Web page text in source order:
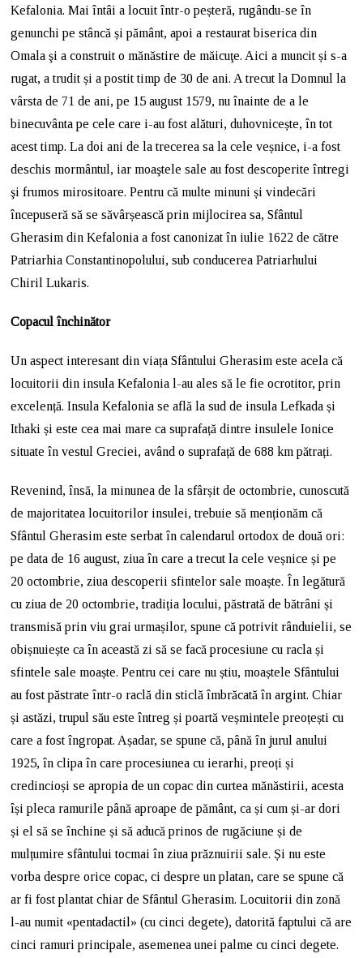
Kefalonia. Mai întâi a locuit într-o peșteră, rugându-se în
genunchi pe stâncă și pământ, apoi a restaurat biserica din
Omala şi a construit o mănăstire de măicuţe. Aici a muncit și s-a
rugat, a trudit și a postit timp de 30 de ani. A trecut la Domnul la
vârsta de 71 de ani, pe 15 august 1579, nu înainte de a le
binecuvânta pe cele care i-au fost alături, duhovnicește, în tot
acest timp. La doi ani de la trecerea sa la cele veșnice, i-a fost
deschis mormântul, iar moaştele sale au fost descoperite întregi
şi frumos mirositoare. Pentru că multe minuni și vindecări
începuseră să se săvârșească prin mijlocirea sa, Sfântul
Gherasim din Kefalonia a fost canonizat în iulie 1622 de către
Patriarhia Constantinopolului, sub conducerea Patriarhului
Chiril Lukaris.
Copacul închinător
Un aspect interesant din viața Sfântului Gherasim este acela că
locuitorii din insula Kefalonia l-au ales să le fie ocrotitor, prin
excelență. Insula Kefalonia se află la sud de insula Lefkada și
Ithaki și este cea mai mare ca suprafață dintre insulele Ionice
situate în vestul Greciei, având o suprafață de 688 km pătrați.
Revenind, însă, la minunea de la sfârșit de octombrie, cunoscută
de majoritatea locuitorilor insulei, trebuie să menționăm că
Sfântul Gherasim este serbat în calendarul ortodox de două ori:
pe data de 16 august, ziua în care a trecut la cele veșnice și pe
20 octombrie, ziua descoperii sfintelor sale moaște. În legătură
cu ziua de 20 octombrie, tradiția locului, păstrată de bătrâni și
transmisă prin viu grai urmașilor, spune că potrivit rânduielii, se
obișnuiește ca în această zi să se facă procesiune cu racla și
sfintele sale moaște. Pentru cei care nu știu, moaștele Sfântului
au fost păstrate într-o raclă din sticlă îmbrăcată în argint. Chiar
și astăzi, trupul său este întreg și poartă veșmintele preoțești cu
care a fost îngropat. Așadar, se spune că, până în jurul anului
1925, în clipa în care procesiunea cu ierarhi, preoți și
credincioși se apropia de un copac din curtea mănăstirii, acesta
își pleca ramurile până aproape de pământ, ca și cum și-ar dori
și el să se închine și să aducă prinos de rugăciune și de
mulțumire sfântului tocmai în ziua prăznuirii sale. Și nu este
vorba despre orice copac, ci despre un platan, care se spune că
ar fi fost plantat chiar de Sfântul Gherasim. Locuitorii din zonă
l-au numit «pentadactil» (cu cinci degete), datorită faptului că are
cinci ramuri principale, asemenea unei palme cu cinci degete.